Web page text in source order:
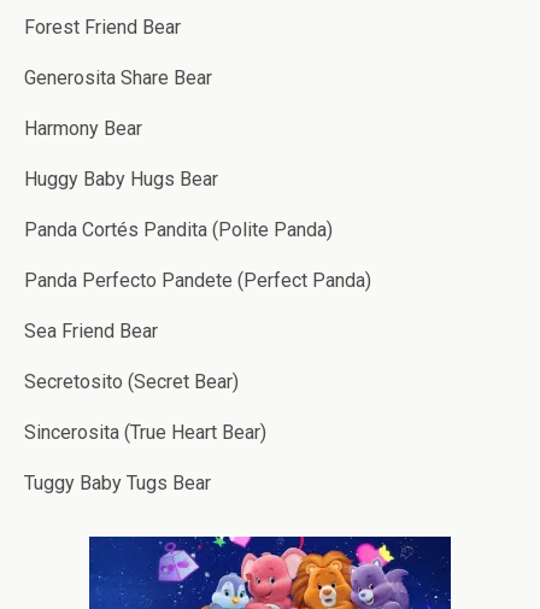
Forest Friend Bear
Generosita Share Bear
Harmony Bear
Huggy Baby Hugs Bear
Panda Cortés Pandita (Polite Panda)
Panda Perfecto Pandete (Perfect Panda)
Sea Friend Bear
Secretosito (Secret Bear)
Sincerosita (True Heart Bear)
Tuggy Baby Tugs Bear